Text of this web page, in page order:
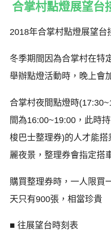
合掌村點燈展望台
2018年合掌村點燈展望台
冬季期間因為合掌村在特
舉辦點燈活動時，晚上會
合掌村夜間點燈時
間為16:00~19:00，此時
梭巴士整理券)的人才能
麗夜景，整理券會指定搭
購買整理券時，一人限買
天只有900張，相當珍貴
■ 往展望台時刻表